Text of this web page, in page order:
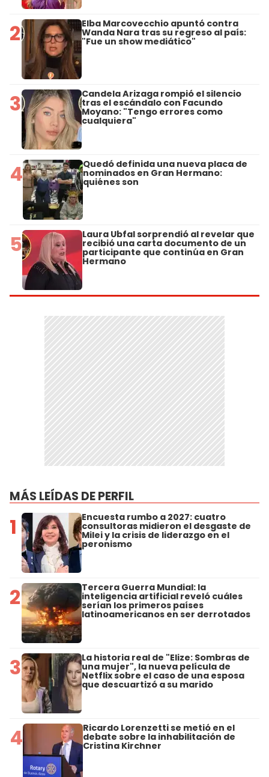
2 Elba Marcovecchio apuntó contra
Wanda Nara tras su regreso al país:
"Fue un show mediático"
3 Candela Arizaga rompió el silencio
tras el escándalo con Facundo
Moyano: "Tengo errores como
cualquiera"
4 Quedó definida una nueva placa de
nominados en Gran Hermano:
quiénes son
5 Laura Ubfal sorprendió al revelar que
recibió una carta documento de un
participante que continúa en Gran
Hermano
MÁS LEÍDAS DE PERFIL
1 Encuesta rumbo a 2027: cuatro
consultoras midieron el desgaste de
Milei y la crisis de liderazgo en el
peronismo
2 Tercera Guerra Mundial: la
inteligencia artificial reveló cuáles
serían los primeros países
latinoamericanos en ser derrotados
3 La historia real de "Elize: Sombras de
una mujer", la nueva película de
Netflix sobre el caso de una esposa
que descuartizó a su marido
4 Ricardo Lorenzetti se metió en el
debate sobre la inhabilitación de
Cristina Kirchner